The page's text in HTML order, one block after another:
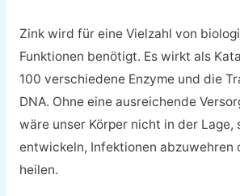
Zink wird für eine Vielzahl von
Funktionen benötigt. Es wirkt als
100 verschiedene Enzyme und die
DNA. Ohne eine ausreichende
wäre unser Körper nicht in der Lage,
entwickeln, Infektionen abzuwehren
heilen.